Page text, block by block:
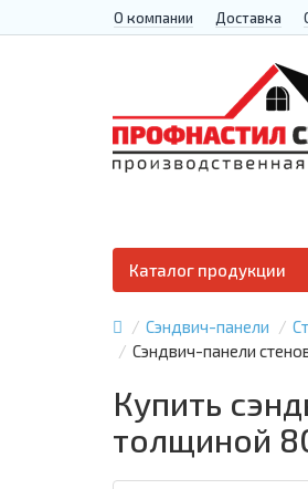
О компании Доставка
Каталог продукции
Сэндвич-панели
Сэндвич-панели
Купить
толщиной